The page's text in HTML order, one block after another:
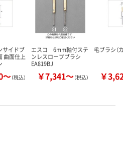
サイドブ
曲面仕上
～（税込）
エスコ 6mm軸付ステ
ンレスロープブラシ
EA819BJ
￥7,341～（税込）
毛ブラシ（
￥